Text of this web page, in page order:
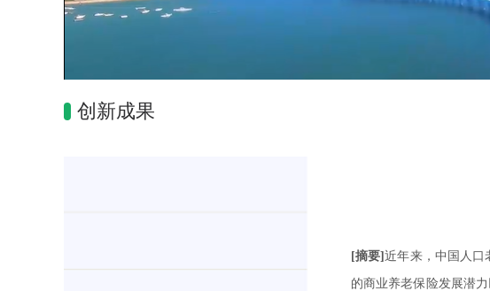
创新成果
[摘要]近年来，中国人口
的商业养老保险发展潜